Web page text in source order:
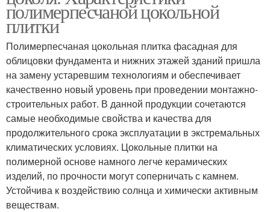
полимерпесчаной цокольной
плитки
Полимерпесчаная цокольная плитка фасадная для
облицовки фундамента и нижних этажей зданий пришла
на замену устаревшим технологиям и обеспечивает
качественно новый уровень при проведении монтажно-
строительных работ. В данной продукции сочетаются
самые необходимые свойства и качества для
продолжительного срока эксплуатации в экстремальных
климатических условиях. Цокольные плитки на
полимерной основе намного легче керамических
изделий, по прочности могут соперничать с камнем.
Устойчива к воздействию солнца и химически активным
веществам.